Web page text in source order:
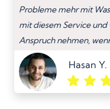
Probleme mehr mit
mit diesem Service
Anspruch nehmen,
Hasan Y.